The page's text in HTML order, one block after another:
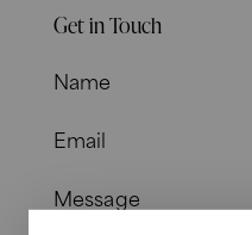
Get in Touch